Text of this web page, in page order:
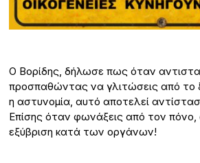
O Βορίδης, δήλωσε πως όταν
προσπαθώντας να γλιτώσεις από το
η αστυνομία, αυτό αποτελεί
Επίσης όταν φωνάξεις από τον πόνο,
εξύβριση κατά των οργάνων!